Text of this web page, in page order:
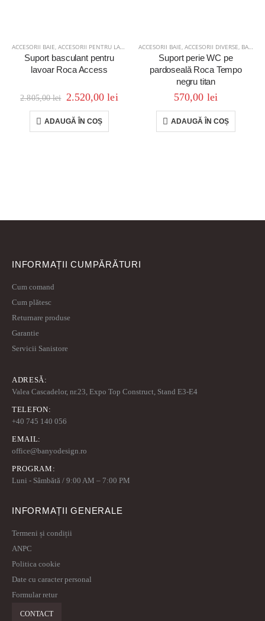
ACCESORII BAIE, ACCESORII PENTRU LAVOAR BAIE
Suport basculant pentru
lavoar Roca Access
2.805,00lei 2.520,00lei
ADAUGĂ ÎN COȘ
ACCESORII BAIE, ACCESORII DIVERSE, BAIE
Suport perie WC pe
pardoseală Roca Tempo
negru titan
570,00 lei
ADAUGĂ ÎN COȘ
INFORMAȚII CUMPĂRĂTURI
Cum comand
Cum plătesc
Returnare produse
Garantie
Servicii Sanistore
ADRESĂ:
Valea Cascadelor, nr.23, Expo Top Construct, Stand E3-E4
TELEFON:
+40 745 140 056
EMAIL:
office@banyodesign.ro
PROGRAM:
Luni - Sâmbătă / 9:00 AM – 7:00 PM
INFORMAȚII GENERALE
Termeni și condiții
ANPC
Politica cookie
Date cu caracter personal
Formular retur
CONTACT